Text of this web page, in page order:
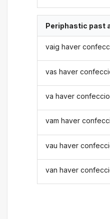
Periphastic past
vaig haver
vas haver
va haver
vam haver
vau haver
van haver